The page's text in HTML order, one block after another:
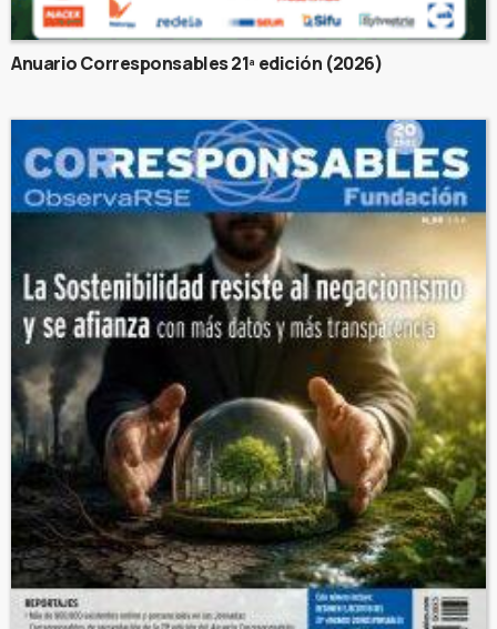
Anuario Corresponsables 21ª edición (2026)